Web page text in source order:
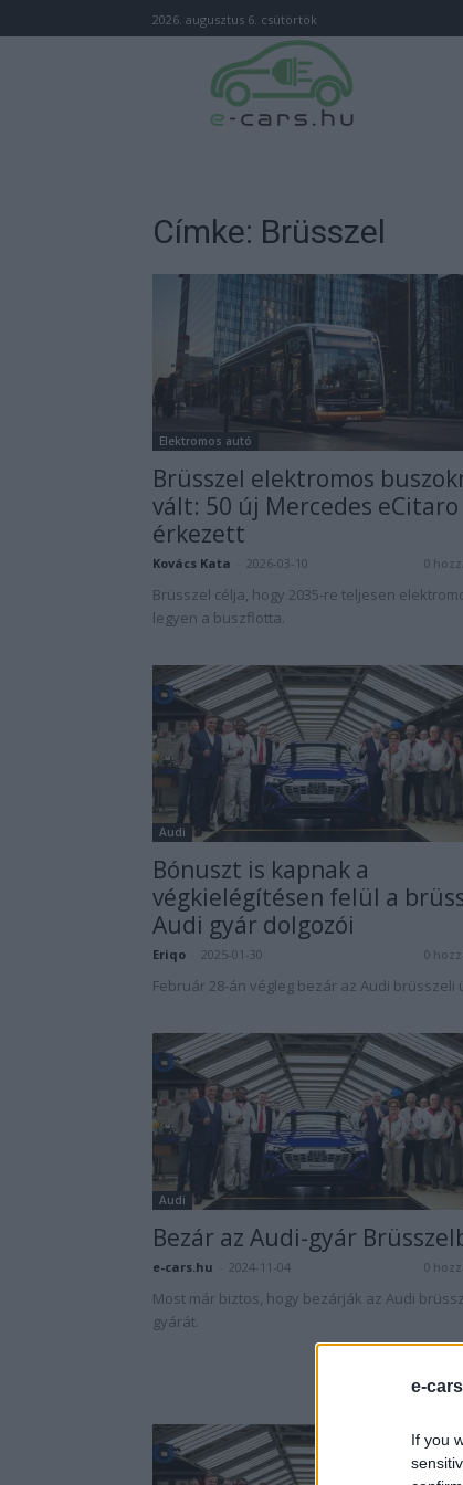
e-
If you
2026. augusztus 6. csütörtök
Címke: Brüsszel
Elektromos autó
Brüsszel elektromos
vált: 50 új Mercedes eCitaro
érkezett
Kovács Kata 2026-03-10 0
Brüsszel célja, hogy 2035-re teljesen
legyen a buszflotta.
Audi
Bónuszt is kapnak a
végkielégítésen felül a
Audi gyár dolgozói
Eriqo 2025-01-30 0
Február 28-án végleg bezár az Audi brüsszeli
Audi
Bezár az Audi-gyár
e-cars.hu 2024-11-04 0
Most már biztos, hogy bezárják az Audi
gyárát.